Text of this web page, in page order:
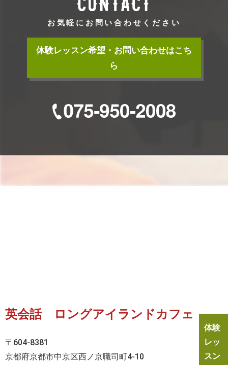
お気軽にお問い合わせください
体験レッスン希望・お問い合わせはこち
ら
英会話 ロングアイランドカフェ
〒604-8381
京都府京都市中京区西ノ京職司町4-10
体験
レッ
スン